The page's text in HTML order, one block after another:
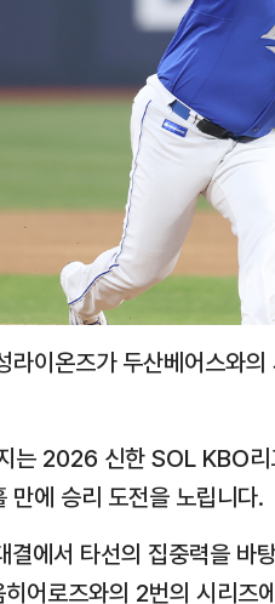
라이온즈가 두산베어스와
는 2026 신한 SOL KBO리
만에 승리 도전을 노립니다.
결에서 타선의 집중력을
어로즈와의 2번의 시리즈